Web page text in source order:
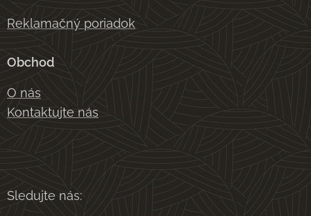
Reklamačný poriadok
Obchod
O nás
Kontaktujte nás
Sledujte nás: